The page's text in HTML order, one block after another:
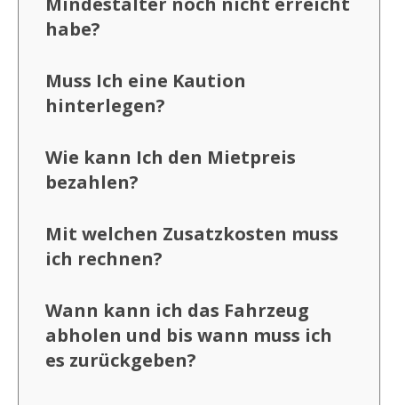
habe?
Muss Ich eine Kaution
hinterlegen?
Wie kann Ich den Mietpreis
bezahlen?
Mit welchen Zusatzkosten muss
ich rechnen?
Wann kann ich das Fahrzeug
abholen und bis wann muss ich
es zurückgeben?